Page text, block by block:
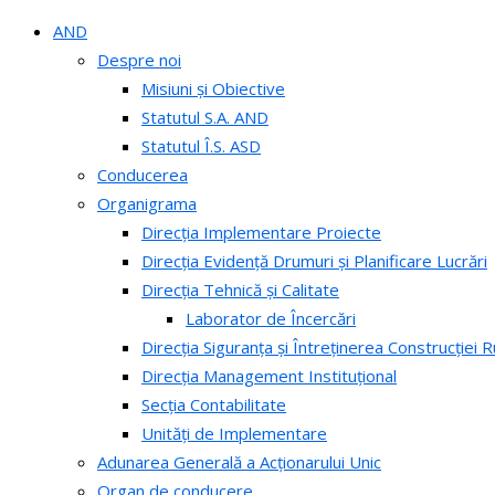
AND
Despre noi
Misiuni și Obiective
Statutul S.A. AND
Statutul Î.S. ASD
Conducerea
Organigrama
Direcția Implementare Proiecte
Direcția Evidență Drumuri și Planificare Lucrări
Direcția Tehnică și Calitate
Laborator de Încercări
Direcția Siguranța și Întreținerea Construcției
Direcția Management Instituțional
Secția Contabilitate
Unități de Implementare
Adunarea Generală a Acționarului Unic
Organ de conducere